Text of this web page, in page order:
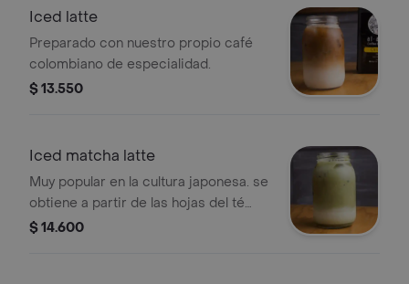
Iced latte
Preparado con nuestro propio café
colombiano de especialidad.
$ 13.550
Iced matcha latte
Muy popular en la cultura japonesa. se
obtiene a partir de las hojas del té
verde proporciona más energía que la
$ 14.600